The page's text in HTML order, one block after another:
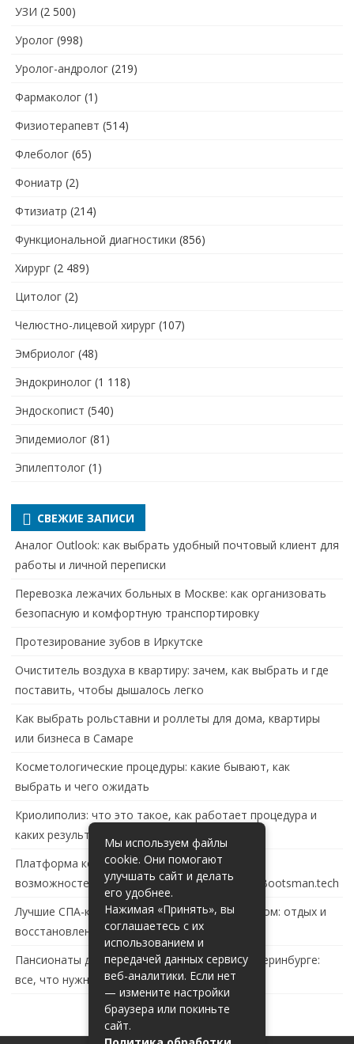
УЗИ (2 500)
Уролог (998)
Уролог-андролог (219)
Фармаколог (1)
Физиотерапевт (514)
Флеболог (65)
Фониатр (2)
Фтизиатр (214)
Функциональной диагностики (856)
Хирург (2 489)
Цитолог (2)
Челюстно-лицевой хирург (107)
Эмбриолог (48)
Эндокринолог (1 118)
Эндоскопист (540)
Эпидемиолог (81)
Эпилептолог (1)
СВЕЖИЕ ЗАПИСИ
Аналог Outlook: как выбрать удобный почтовый клиент для
работы и личной переписки
Перевозка лежачих больных в Москве: как организовать
безопасную и комфортную транспортировку
Протезирование зубов в Иркутске
Очиститель воздуха в квартиру: зачем, как выбрать и где
поставить, чтобы дышалось легко
Как выбрать рольставни и роллеты для дома, квартиры
или бизнеса в Самаре
Косметологические процедуры: какие бывают, как
выбрать и чего ожидать
Криолиполиз: что это такое, как работает процедура и
каких результатов ждать
Платформа контейнеризации в России: обзор
возможностей и перспектив развития сайта Bootsman.tech
Лучшие СПА-комплексы в Тольятти с бассейном: отдых и
восстановление за городом
Пансионаты для пожилых с деменцией в Екатеринбурге:
все, что нужно знать
Мы используем файлы
cookie. Они помогают
улучшать сайт и делать
его удобнее.
Нажимая «Принять», вы
соглашаетесь с их
использованием и
передачей данных сервису
веб-аналитики. Если нет
— измените настройки
браузера или покиньте
сайт.